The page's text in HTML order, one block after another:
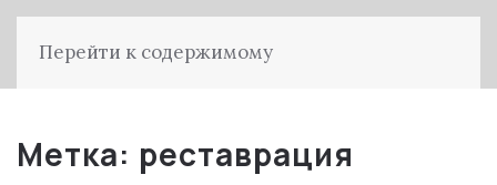
Перейти к содержимому
Метка: реставрация